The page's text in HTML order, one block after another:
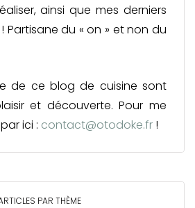
ainsi que mes derniers
du « on » et non du
de ce blog de cuisine sont
et découverte. Pour me
ici : contact@otodoke.fr !
PAR THÈME